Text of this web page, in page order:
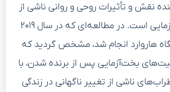
نقش و تأثیرات روحی و روانی ناشی از
برنده شدن در بخت‌آزمایی است. در مطالعه‌ای که در سال ۲۰۱۹
هاروارد انجام شد، مشخص گردید که
بخت‌آزمایی پس از برنده شدن، با
ناشی از تغییر ناگهانی در زندگی